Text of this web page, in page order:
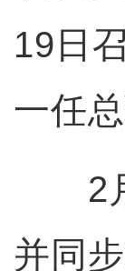
19日
一任总
2月
并同